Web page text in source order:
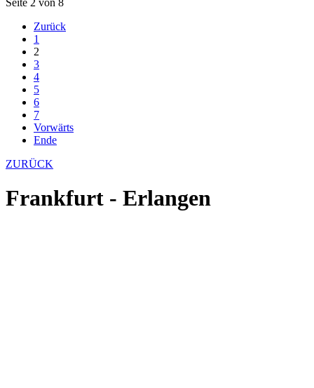
Zurück
1
2
3
4
5
6
7
Vorwärts
Ende
ZURÜCK
Frankfurt - Erlangen